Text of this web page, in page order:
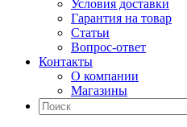
Условия доставки
Гарантия на товар
Статьи
Вопрос-ответ
Контакты
О компании
Магазины